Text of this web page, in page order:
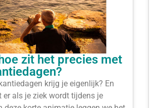
zit het precies met
krijg je eigenlijk? En
er als je ziek wordt tijdens je